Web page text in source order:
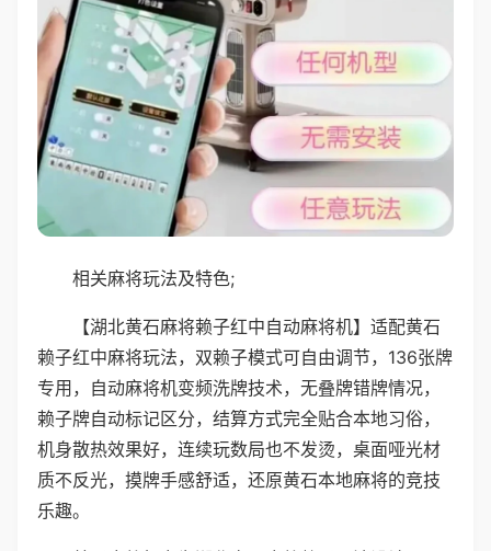
相关麻将玩法及特色;
【湖北黄石麻将赖子红中自动麻将机】适配黄石
赖子红中麻将玩法，双赖子模式可自由调节，136张牌
专用，自动麻将机变频洗牌技术，无叠牌错牌情况，
赖子牌自动标记区分，结算方式完全贴合本地习俗，
机身散热效果好，连续玩数局也不发烫，桌面哑光材
质不反光，摸牌手感舒适，还原黄石本地麻将的竞技
乐趣。